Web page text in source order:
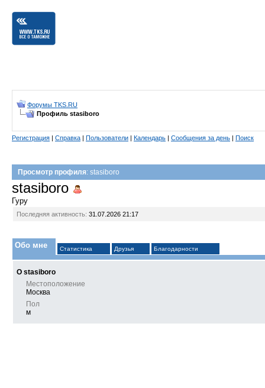
Форумы TKS.RU
Профиль stasiboro
Регистрация | Справка | Пользователи | Календарь | Сообщения за день | Поиск
Просмотр профиля: stasiboro
stasiboro
Гуру
Последняя активность: 31.07.2026 21:17
Обо мне Статистика Друзья Благодарности
О stasiboro
Местоположение
Москва
Пол
м